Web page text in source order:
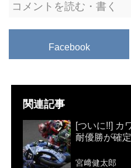
コメントを読む・書く
Facebook
関連記事
[ついに!!] カ
耐優勝が確
宮﨑健太郎